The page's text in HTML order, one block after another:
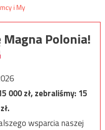
Polonia!
000zł, zebraliśmy:15
zł.
wsparcia naszej